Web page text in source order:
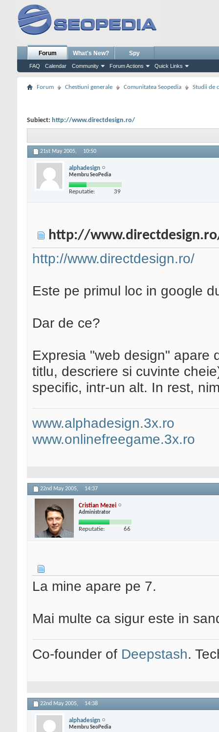
Forum
FAQ Calendar Community Forum Actions Quick Links
What's New? Spy
Forum Chestiuni generale Comunitatea Seopedia Studii de
Subiect: http://www.directdesign.ro/
21st May 2005, 10:50
alphadesign
Membru SeoPedia
Reputatie: 39
http://
http://www.directdesign.ro/
Este pe primul loc in google
Dar de ce?
Expresia "web design" apare
titlu, descriere si cuvinte
specific, intr-un alt. In rest,
www.alphadesign.3x.ro
www.onlinefreegame.3x.ro
22nd May 2005, 14:37
Cristian Mezei
Administrator
Reputatie: 66
La mine apare pe 7.
Mai multe ca sigur este in
Co-founder of Deepstash.
22nd May 2005, 14:38
alphadesign
Membru SeoPedia